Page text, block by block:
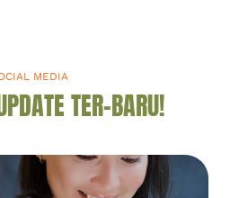
MEDIA
TER-BARU!